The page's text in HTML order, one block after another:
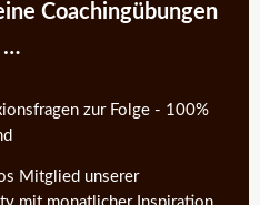
Coachingübungen
…
zur Folge - 100%
Mitglied unserer